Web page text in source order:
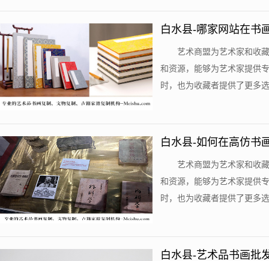
白水县-哪家网站在书
艺术商盟为艺术家和收
和资源，能够为艺术家提供
时，也为收藏者提供了更多
白水县-如何在高仿书
艺术商盟为艺术家和收
和资源，能够为艺术家提供
时，也为收藏者提供了更多
白水县-艺术品书画批